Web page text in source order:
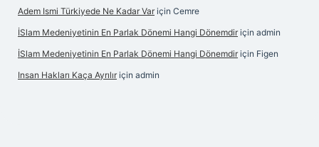
Adem Ismi Türkiyede Ne Kadar Var için Cemre
İSlam Medeniyetinin En Parlak Dönemi Hangi Dönemdir için admin
İSlam Medeniyetinin En Parlak Dönemi Hangi Dönemdir için Figen
Insan Hakları Kaça Ayrılır için admin